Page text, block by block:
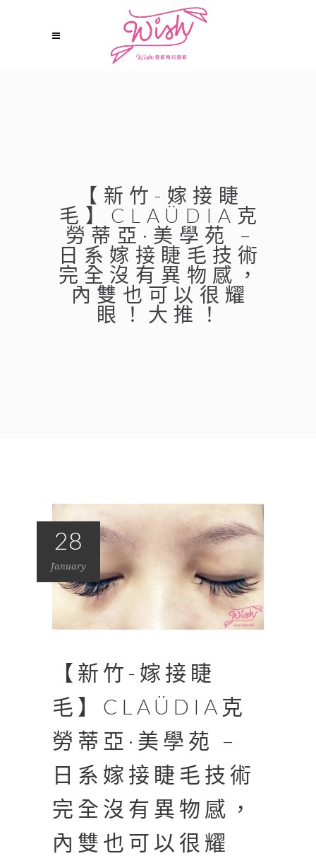
【新竹-嫁接睫
毛】CLAÜDIA克
勞蒂亞·美學苑 –
日系嫁接睫毛技術
完全沒有異物感，
內雙也可以很耀
眼！大推！
28
January
【新竹-嫁接睫
毛】CLAÜDIA克
勞蒂亞·美學苑 –
日系嫁接睫毛技術
完全沒有異物感，
內雙也可以很耀